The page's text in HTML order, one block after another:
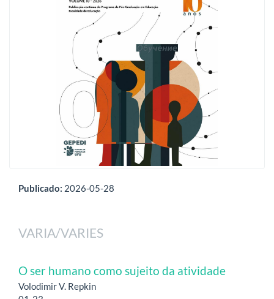
Publicado: 2026-05-28
VARIA/VARIES
O ser humano como sujeito da atividade
Volodimir V. Repkin